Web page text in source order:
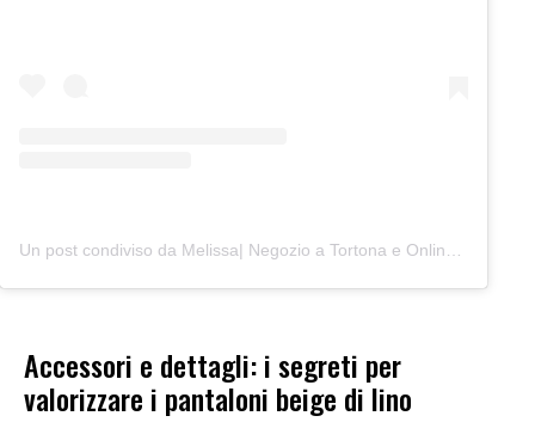
Accessori e dettagli: i segreti per
valorizzare i pantaloni beige di lino